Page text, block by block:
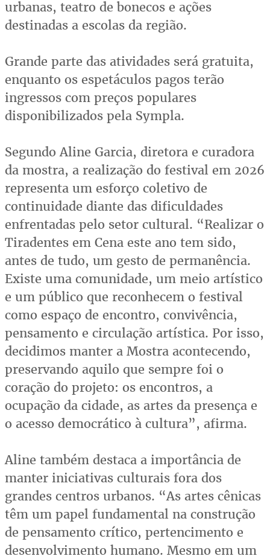
urbanas, teatro de bonecos e ações
destinadas a escolas da região.
Grande parte das atividades será gratuita,
enquanto os espetáculos pagos terão
ingressos com preços populares
disponibilizados pela Sympla.
Segundo Aline Garcia, diretora e curadora
da mostra, a realização do festival em 2026
representa um esforço coletivo de
continuidade diante das dificuldades
enfrentadas pelo setor cultural. “Realizar o
Tiradentes em Cena este ano tem sido,
antes de tudo, um gesto de permanência.
Existe uma comunidade, um meio artístico
e um público que reconhecem o festival
como espaço de encontro, convivência,
pensamento e circulação artística. Por isso,
decidimos manter a Mostra acontecendo,
preservando aquilo que sempre foi o
coração do projeto: os encontros, a
ocupação da cidade, as artes da presença e
o acesso democrático à cultura”, afirma.
Aline também destaca a importância de
manter iniciativas culturais fora dos
grandes centros urbanos. “As artes cênicas
têm um papel fundamental na construção
de pensamento crítico, pertencimento e
desenvolvimento humano. Mesmo em um